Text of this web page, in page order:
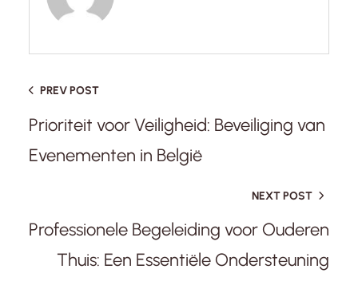
PREV POST
Prioriteit voor Veiligheid: Beveiliging van
Evenementen in België
NEXT POST
Professionele Begeleiding voor Ouderen
Thuis: Een Essentiële Ondersteuning